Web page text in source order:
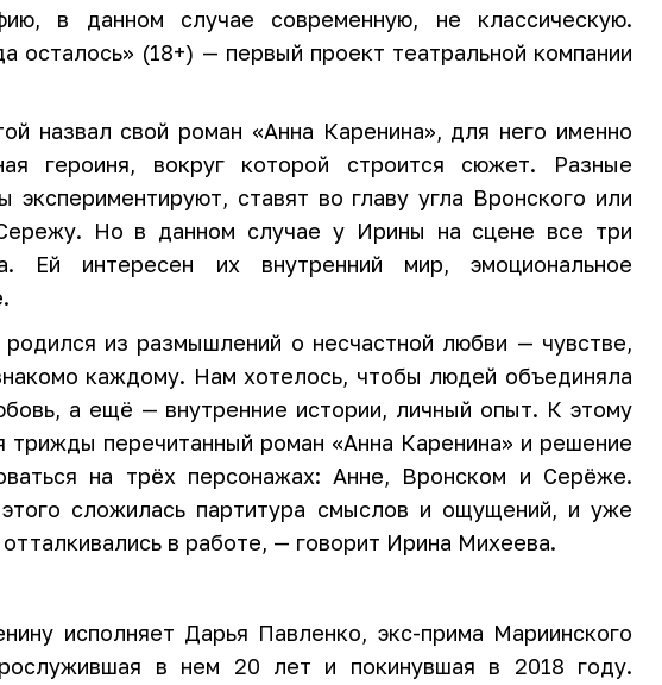
в данном случае современную, не классическую.
осталось» (18+) — первый проект театральной компании
назвал свой роман «Анна Каренина», для него именно
героиня, вокруг которой строится сюжет. Разные
экспериментируют, ставят во главу угла Вронского или
Но в данном случае у Ирины на сцене все три
Ей интересен их внутренний мир, эмоциональное
из размышлений о несчастной любви — чувстве,
каждому. Нам хотелось, чтобы людей объединяла
а ещё — внутренние истории, личный опыт. К этому
трижды перечитанный роман «Анна Каренина» и решение
на трёх персонажах: Анне, Вронском и Серёже.
сложилась партитура смыслов и ощущений, и уже
в работе, — говорит Ирина Михеева.
исполняет Дарья Павленко, экс-прима Мариинского
в нем 20 лет и покинувшая в 2018 году.